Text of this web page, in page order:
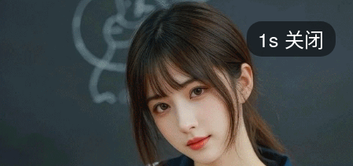
短剧
最热 添加 评分
都市 甜宠 逆袭 玄幻
2025 2024 2023 2022
1s 关闭